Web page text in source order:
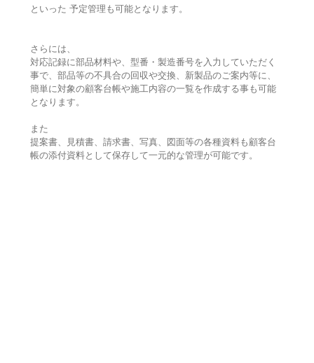
といった 予定管理も可能となります。
さらには、
対応記録に部品材料や、型番・製造番号を入力していただく
事で、部品等の不具合の回収や交換、新製品のご案内等に、
簡単に対象の顧客台帳や施工内容の一覧を作成する事も可能
となります。
また
提案書、見積書、請求書、写真、図面等の各種資料も顧客台
帳の添付資料として保存して一元的な管理が可能です。